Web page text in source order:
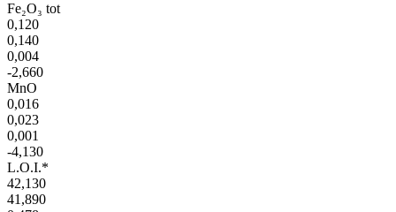
Fe₂O₃ tot
0,120
0,140
0,004
-2,660
MnO
0,016
0,023
0,001
-4,130
L.O.I.*
42,130
41,890